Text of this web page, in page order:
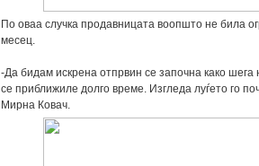
По оваа случка продавницата воопшто не била
месец.
-Да бидам искрена отпрвин се започна како
се приближиле долго време. Изгледа луѓето го
Мирна Ковач.